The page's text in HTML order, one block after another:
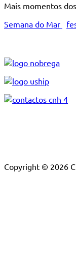
Mais momentos
Semana do Mar
Copyright © 2026